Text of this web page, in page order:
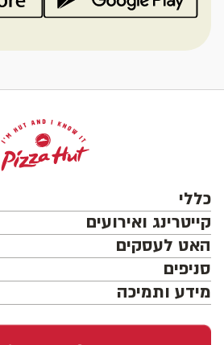
כללי
קייטרינג ואירועים
האט לעסקים
סניפים
מידע ותמיכה